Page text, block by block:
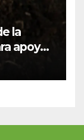
la
apoyar